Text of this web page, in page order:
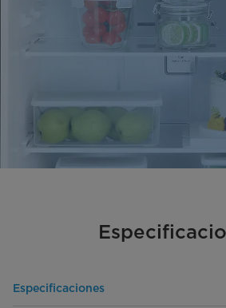
Especificaciones